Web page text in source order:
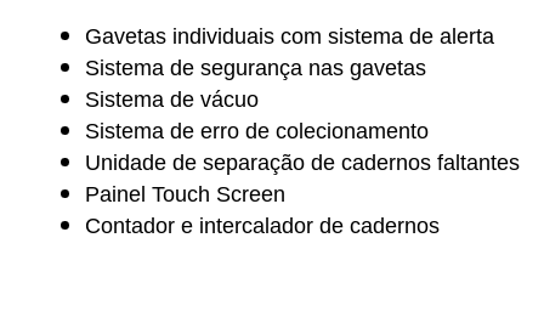
Gavetas individuais com sistema de alerta
Sistema de segurança nas gavetas
Sistema de vácuo
Sistema de erro de colecionamento
Unidade de separação de cadernos faltantes
Painel Touch Screen
Contador e intercalador de cadernos